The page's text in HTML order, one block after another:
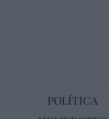
POLÍTICA